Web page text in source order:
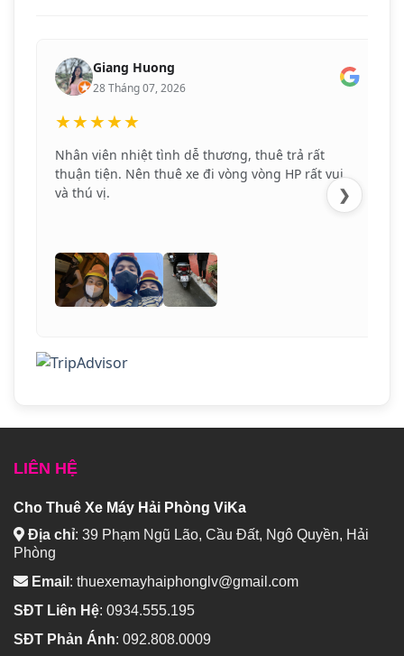
Giang Huong
28 Tháng 07, 2026
★★★★★
Nhân viên nhiệt tình dễ thương, thuê trả rất
thuận tiện. Nên thuê xe đi vòng vòng HP rất vui
và thú vị.
❯
LIÊN HỆ
Cho Thuê Xe Máy Hải Phòng ViKa
Địa chỉ: 39 Phạm Ngũ Lão, Cầu Đất, Ngô Quyền, Hải
Phòng
Email : thuexemayhaiphonglv@gmail.com
SĐT Liên Hệ: 0934.555.195
SĐT Phản Ánh: 092.808.0009